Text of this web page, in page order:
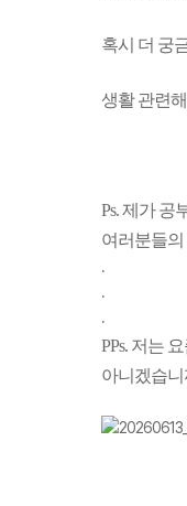
혹시 더 궁
생활 관련
Ps. 제가 공
여러분들
.
.
.
PPs. 저는
아니겠습